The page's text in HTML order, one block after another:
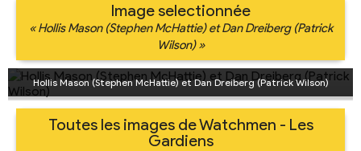
Image selectionnée
« Hollis Mason (Stephen McHattie) et Dan Dreiberg (Patrick
Wilson) »
Hollis Mason (Stephen McHattie) et Dan Dreiberg (Patrick Wilson)
Toutes les images de Watchmen - Les
Gardiens